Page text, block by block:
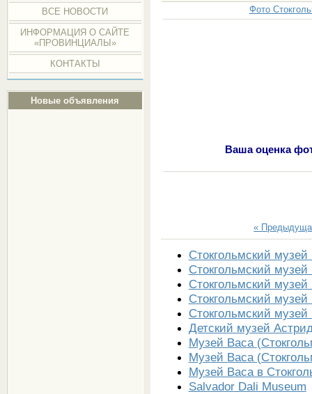
ВСЕ НОВОСТИ
ИНФОРМАЦИЯ О САЙТЕ
«ПРОВИНЦИАЛЫ»
КОНТАКТЫ
Новые объявления
Фото
Ваша оценка
«
Стокгольмский
Стокгольмский
Стокгольмский
Стокгольмский
Стокгольмский
Детский музей
Музей Васа
Музей Васа
Музей Васа в
Salvador Dali Museum